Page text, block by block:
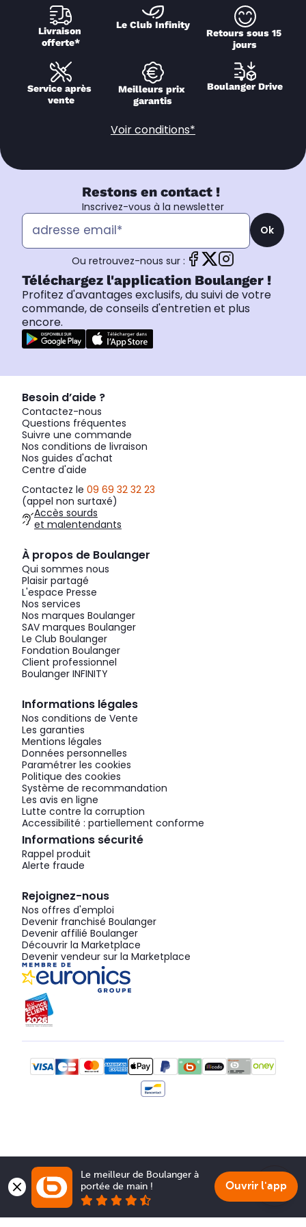
Livraison
offerte*
Le Club Infinity
Retours sous 15
jours
Service après
vente
Meilleurs prix
garantis
Boulanger Drive
Voir conditions*
Restons en contact !
Inscrivez-vous à la newsletter
Ok
Ou retrouvez-nous sur :
Téléchargez l'application Boulanger !
Profitez d'avantages exclusifs, du suivi de votre
commande, de conseils d'entretien et plus
encore.
Besoin d’aide ?
Contactez-nous
Questions fréquentes
Suivre une commande
Nos conditions de livraison
Nos guides d'achat
Centre d'aide
Contactez le 09 69 32 32 23
(appel non surtaxé)
Accès sourds
et malentendants
À propos de Boulanger
Qui sommes nous
Plaisir partagé
L'espace Presse
Nos services
Nos marques Boulanger
SAV marques Boulanger
Le Club Boulanger
Fondation Boulanger
Client professionnel
Boulanger INFINITY
Informations légales
Nos conditions de Vente
Les garanties
Mentions légales
Données personnelles
Paramétrer les cookies
Politique des cookies
Système de recommandation
Les avis en ligne
Lutte contre la corruption
Accessibilité : partiellement conforme
Informations sécurité
Rappel produit
Alerte fraude
Rejoignez-nous
Nos offres d'emploi
Devenir franchisé Boulanger
Devenir affilié Boulanger
Découvrir la Marketplace
Devenir vendeur sur la Marketplace
Le meilleur de Boulanger à
portée de main !
Ouvrir l'app